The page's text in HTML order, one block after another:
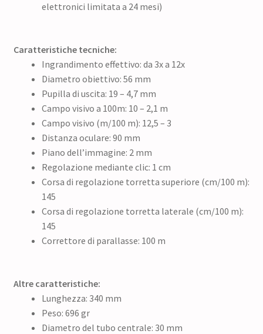
elettronici limitata a 24 mesi)
Caratteristiche tecniche:
Ingrandimento effettivo: da 3x a 12x
Diametro obiettivo: 56 mm
Pupilla di uscita: 19 – 4,7 mm
Campo visivo a 100m: 10 – 2,1 m
Campo visivo (m/100 m): 12,5 – 3
Distanza oculare: 90 mm
Piano dell’immagine: 2 mm
Regolazione mediante clic: 1 cm
Corsa di regolazione torretta superiore (cm/100 m):
145
Corsa di regolazione torretta laterale (cm/100 m):
145
Correttore di parallasse: 100 m
Altre caratteristiche:
Lunghezza: 340 mm
Peso: 696 gr
Diametro del tubo centrale: 30 mm